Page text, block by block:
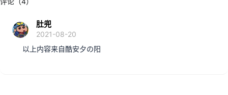
肚兜
2021-08-20
以上内容来自酷安夕の阳